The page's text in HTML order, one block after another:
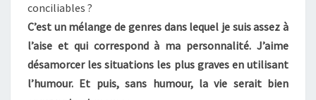
conciliables ?
C’est un mélange de genres dans lequel je suis assez à
l’aise et qui correspond à ma personnalité. J’aime
désamorcer les situations les plus graves en utilisant
l’humour. Et puis, sans humour, la vie serait bien